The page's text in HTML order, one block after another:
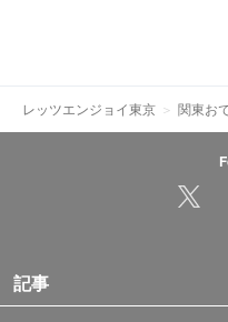
レッツエンジョイ東京 関東お
記事